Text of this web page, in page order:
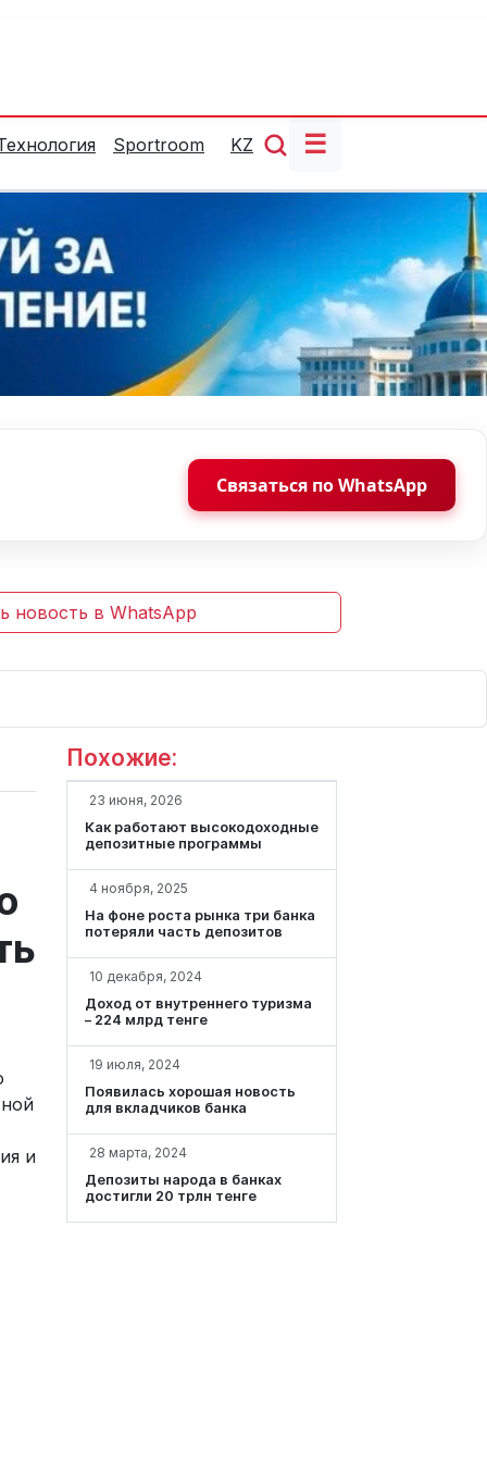
Sportroom KZ ☰
Связаться по WhatsApp
новость в WhatsApp
и
Похожие:
23 июня, 2026
Как работают высокодоходные
депозитные программы
4 ноября, 2025
На фоне роста рынка три банка
потеряли часть депозитов
10 декабря, 2024
Доход от внутреннего туризма
– 224 млрд тенге
19 июля, 2024
Появилась хорошая новость
для вкладчиков банка
28 марта, 2024
Депозиты народа в банках
достигли 20 трлн тенге